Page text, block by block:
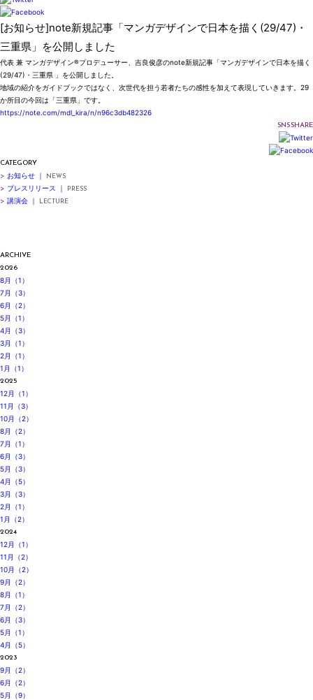
[お知らせ]note新規記事「マンガデザインで日本を描く(29/47)・
三重県」を公開しました
代表 兼 マンガデザイン®️プロデューサー、吉良俊彦のnote新規記事「マンガデザインで日本を描く
(29/47)・三重県 」を公開しました。
地域の紹介をガイドブックではなく、次世代を担う若者たちの感性を加えて表現していきます。29
か所目の今回は「三重県」です。
https://note.com/mdl_kira/n/n96c3db482326
SNS SHARE
CATEGORY
> お知らせ ｜ NEWS
> プレスリリース ｜ PRESS
> 講演会 ｜ LECTURE
ARCHIVE
2026
8月（1）
7月（3）
6月（2）
5月（1）
4月（3）
3月（1）
2月（1）
1月（1）
2025
12月（1）
11月（3）
10月（2）
8月（2）
7月（1）
6月（3）
5月（3）
4月（5）
3月（3）
2月（1）
1月（2）
2024
12月（1）
11月（2）
10月（2）
9月（2）
8月（1）
7月（2）
6月（3）
5月（1）
4月（5）
2023
9月（2）
6月（2）
5月（9）